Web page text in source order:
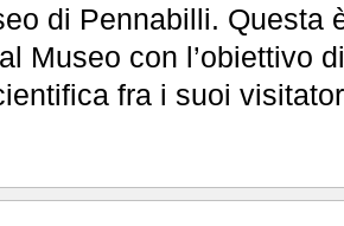
di Pennabilli. Questa
Museo con l’obiettivo
fra i suoi